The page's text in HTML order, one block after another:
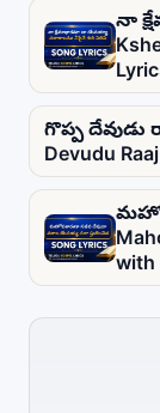
నా
గొప్ప దేవుడు
Devudu
with